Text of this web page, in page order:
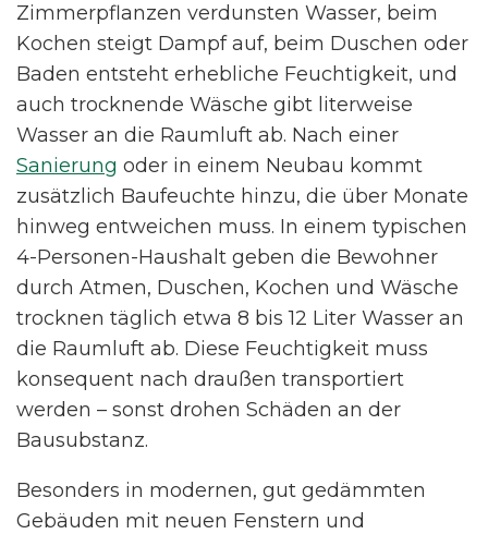
Zimmerpflanzen verdunsten Wasser, beim
Kochen steigt Dampf auf, beim Duschen oder
Baden entsteht erhebliche Feuchtigkeit, und
auch trocknende Wäsche gibt literweise
Wasser an die Raumluft ab. Nach einer
Sanierung oder in einem Neubau kommt
zusätzlich Baufeuchte hinzu, die über Monate
hinweg entweichen muss. In einem typischen
4-Personen-Haushalt geben die Bewohner
durch Atmen, Duschen, Kochen und Wäsche
trocknen täglich etwa 8 bis 12 Liter Wasser an
die Raumluft ab. Diese Feuchtigkeit muss
konsequent nach draußen transportiert
werden – sonst drohen Schäden an der
Bausubstanz.
Besonders in modernen, gut gedämmten
Gebäuden mit neuen Fenstern und